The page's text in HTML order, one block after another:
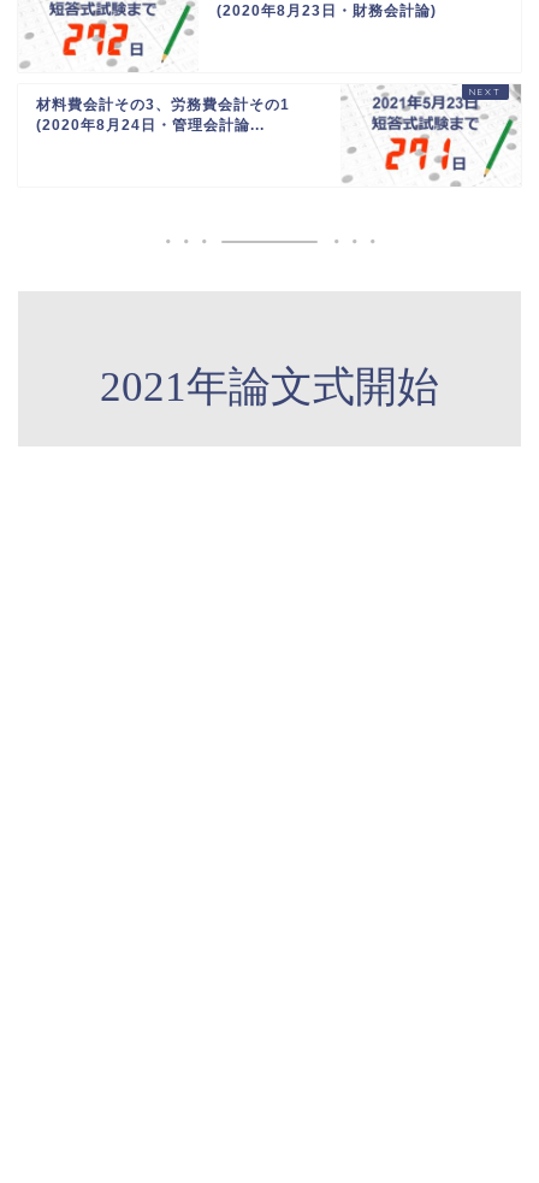
(2020年8月23日・財務会計論)
材料費会計その3、労務費会計その1
(2020年8月24日・管理会計論...